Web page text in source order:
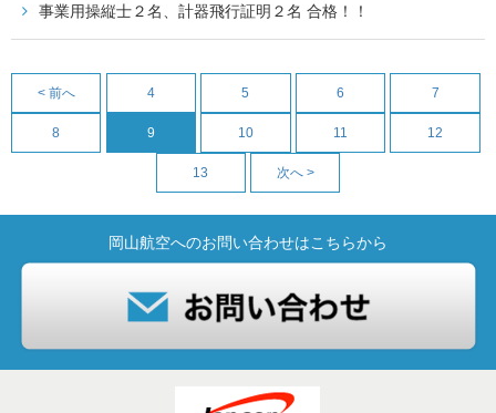
事業用操縦士２名、計器飛行証明２名 合格！！
< 前へ 4 5 6 7
8 9 10 11 12
13 次へ >
岡山航空へのお問い合わせはこちらから